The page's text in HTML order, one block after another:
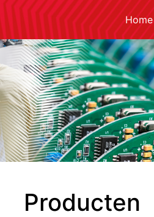
Home
Producten